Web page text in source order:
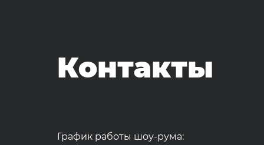
Контакты
График работы шоу-рума: